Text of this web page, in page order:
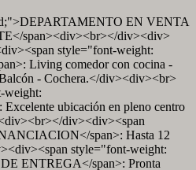
EN VENTA
span><div><br></div><div>
style="font-weight:
Living comedor con cocina -
- Cochera.</div><div><br>
weight:
ubicación en pleno centro
div><div><span
span>: Hasta 12
style="font-weight:
ENTREGA</span>: Pronta